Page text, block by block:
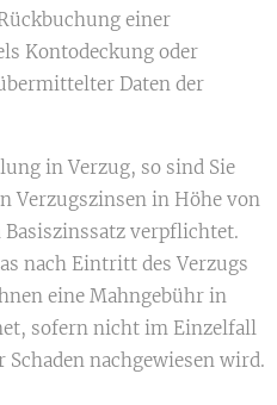
einer
Kontodeckung oder
Daten der
in Verzug, so sind Sie
Verzugszinsen in Höhe von
verpflichtet.
nach Eintritt des Verzugs
eine Mahngebühr in
sofern nicht im Einzelfall
nachgewiesen wird.